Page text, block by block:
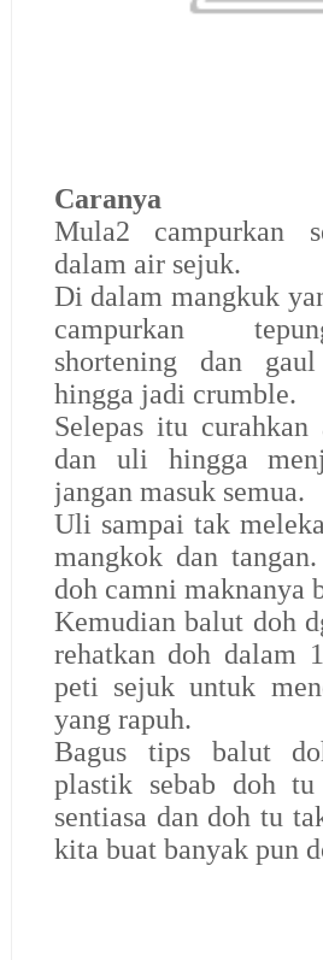
Caranya
Mula2 campurkan
dalam air sejuk.
Di dalam mangkuk
campurkan
shortening dan
hingga jadi crumble.
Selepas itu
dan uli hingga
jangan masuk semua.
Uli sampai tak
mangkok dan
doh camni maknanya
Kemudian balut doh
rehatkan doh dalam
peti sejuk untuk
yang rapuh.
Bagus tips balut
plastik sebab doh
sentiasa dan doh tu
kita buat banyak pun